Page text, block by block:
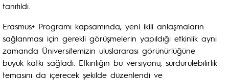
tanıtıldı.
Erasmus+ Programı kapsamında, yeni ikili anlaşmaların
sağlanması için gerekli görüşmelerin yapıldığı etkinlik aynı
zamanda Üniversitemizin uluslararası görünürlüğüne
büyük katkı sağladı. Etkinliğin bu versiyonu, sürdürülebilirlik
temasını da içerecek şekilde düzenlendi ve